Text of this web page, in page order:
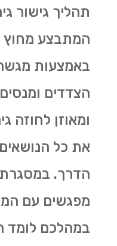
תהליך גישור
המתבצע
באמצעות
הצדדים
ומאוזן לחוזה
את כל
הדרך.
מפגשים עם
במהלכם לומד